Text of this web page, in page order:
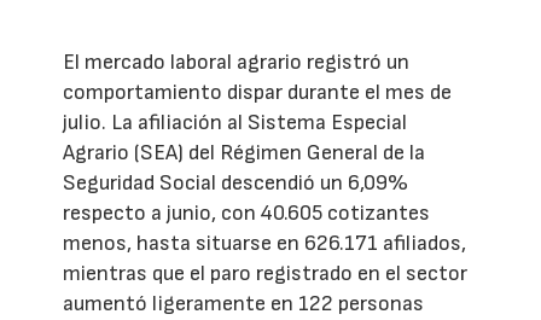
El mercado laboral agrario registró un
comportamiento dispar durante el mes de
julio. La afiliación al Sistema Especial
Agrario (SEA) del Régimen General de la
Seguridad Social descendió un 6,09%
respecto a junio, con 40.605 cotizantes
menos, hasta situarse en 626.171 afiliados,
mientras que el paro registrado en el sector
aumentó ligeramente en 122 personas